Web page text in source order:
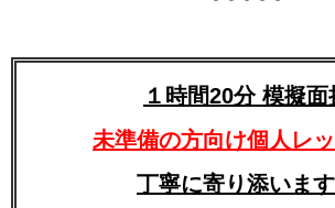
１時間20分 模擬面
未準備の方向け個人レッ
丁寧に寄り添います